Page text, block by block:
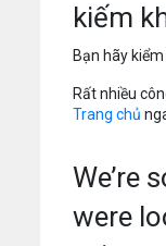
kiếm
Bạn hãy
Rất nhiều
Trang chủ
We’re
were